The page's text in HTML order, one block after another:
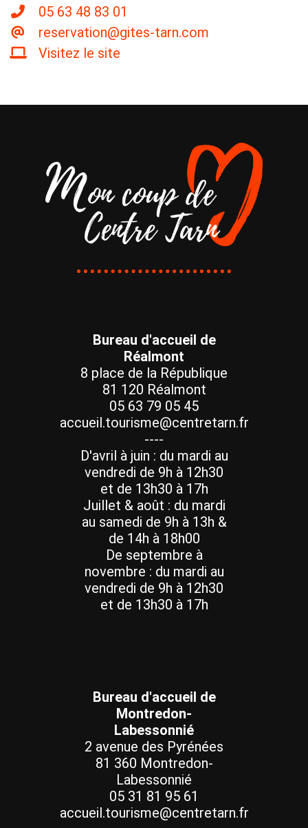
05 63 48 83 01
reservation@gites-tarn.com
Visitez le site
Bureau d'accueil de
Réalmont
8 place de la République
81 120 Réalmont
05 63 79 05 45
accueil.tourisme@centretarn.fr
----
D'avril à juin : du mardi au
vendredi de 9h à 12h30
et de 13h30 à 17h
Juillet & août : du mardi
au samedi de 9h à 13h &
de 14h à 18h00
De septembre à
novembre : du mardi au
vendredi de 9h à 12h30
et de 13h30 à 17h
Bureau d'accueil de
Montredon-
Labessonnié
2 avenue des Pyrénées
81 360 Montredon-
Labessonnié
05 31 81 95 61
accueil.tourisme@centretarn.fr